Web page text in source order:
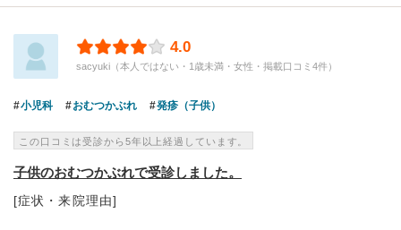
4.0
sacyuki（本人ではない・1歳未満・女性・掲載口コミ4件）
小児科 おむつかぶれ 発疹（子供）
この口コミは受診から5年以上経過しています。
子供のおむつかぶれで受診しました。
[症状・来院理由]